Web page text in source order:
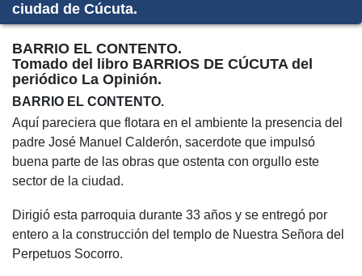
ciudad de Cúcuta.
BARRIO EL CONTENTO.
Tomado del libro BARRIOS DE CÚCUTA del
periódico La Opinión.
BARRIO EL CONTENTO.
Aquí pareciera que flotara en el ambiente la presencia del
padre José Manuel Calderón, sacerdote que impulsó
buena parte de las obras que ostenta con orgullo este
sector de la ciudad.
Dirigió esta parroquia durante 33 años y se entregó por
entero a la construcción del templo de Nuestra Señora del
Perpetuos Socorro.